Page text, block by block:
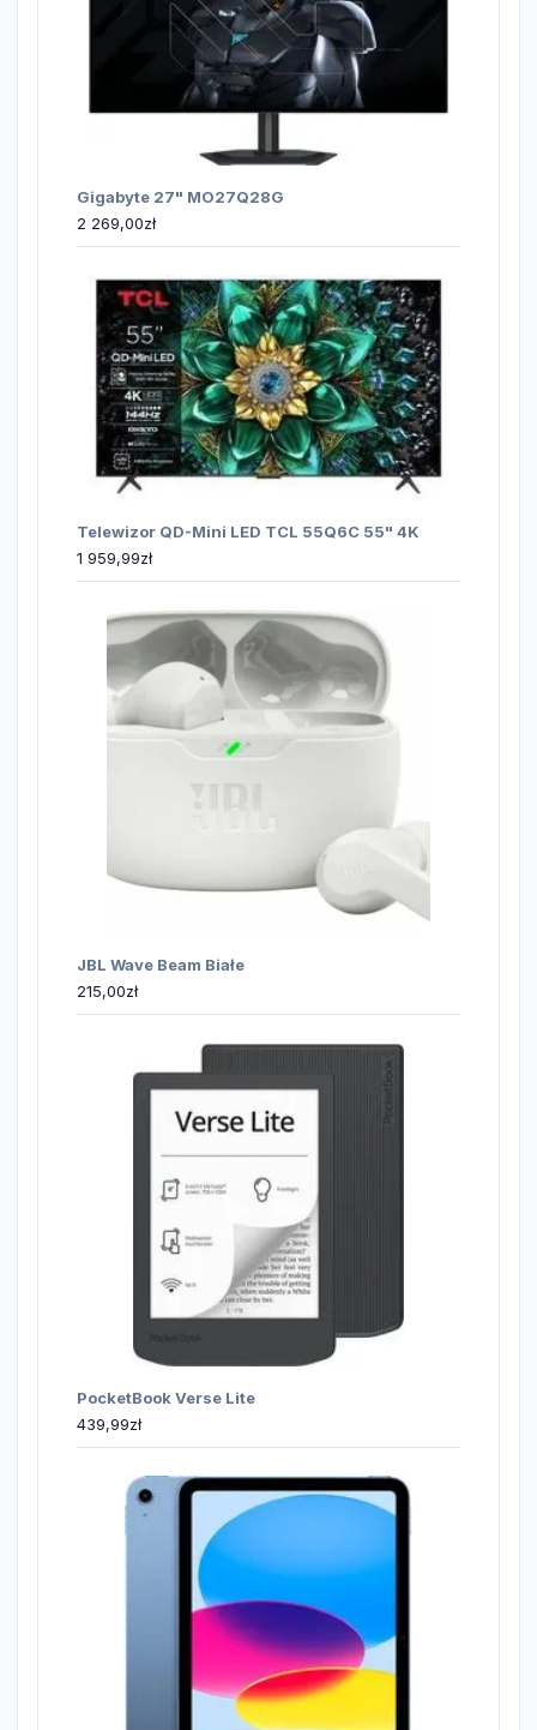
Gigabyte 27" MO27Q28G
2 269,00zł
Telewizor QD-Mini LED TCL 55Q6C 55" 4K
1 959,99zł
JBL Wave Beam Białe
215,00zł
PocketBook Verse Lite
439,99zł